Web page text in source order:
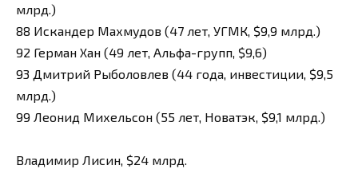
млрд.)
88 Искандер Махмудов (47 лет, УГМК, $9,9 млрд.)
92 Герман Хан (49 лет, Альфа-групп, $9,6)
93 Дмитрий Рыболовлев (44 года, инвестиции, $9,5
млрд.)
99 Леонид Михельсон (55 лет, Новатэк, $9,1 млрд.)
Владимир Лисин, $24 млрд.